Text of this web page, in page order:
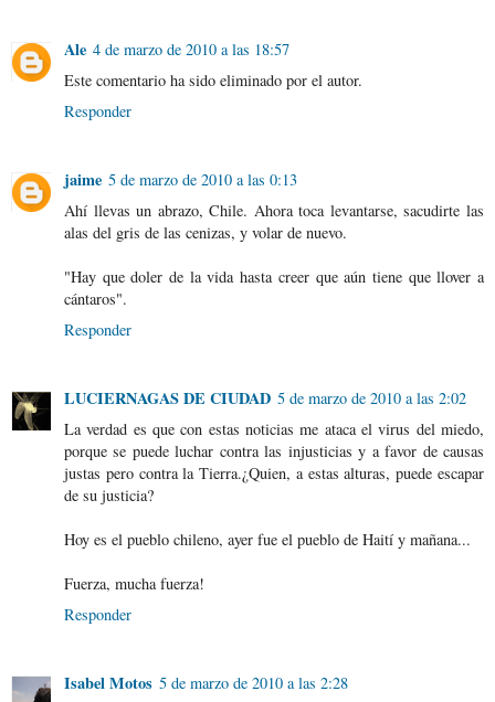
Ale 4 de marzo de 2010 a las 18:57
Este comentario ha sido eliminado por el autor.
Responder
jaime 5 de marzo de 2010 a las 0:13
Ahí llevas un abrazo, Chile. Ahora toca levantarse, sacudirte las
alas del gris de las cenizas, y volar de nuevo.
"Hay que doler de la vida hasta creer que aún tiene que llover a
cántaros".
Responder
LUCIERNAGAS DE CIUDAD 5 de marzo de 2010 a las 2:02
La verdad es que con estas noticias me ataca el virus del miedo,
porque se puede luchar contra las injusticias y a favor de causas
justas pero contra la Tierra.¿Quien, a estas alturas, puede escapar
de su justicia?
Hoy es el pueblo chileno, ayer fue el pueblo de Haití y mañana...
Fuerza, mucha fuerza!
Responder
Isabel Motos 5 de marzo de 2010 a las 2:28